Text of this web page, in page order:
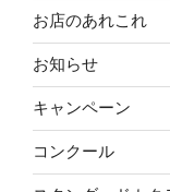
お店のあれこれ
お知らせ
キャンペーン
コンクール